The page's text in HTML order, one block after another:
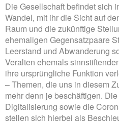
Die Gesellschaft befindet sich
Wandel, mit ihr die Sicht auf
Raum und die zukünftige
ehemaligen Gegensatzpaare
Leerstand und Abwanderung
Veralten ehemals
ihre ursprüngliche Funktion
– Themen, die uns in diesem
mehr denn je beschäftigen.
Digitalisierung sowie die
stellen sich hierbei als